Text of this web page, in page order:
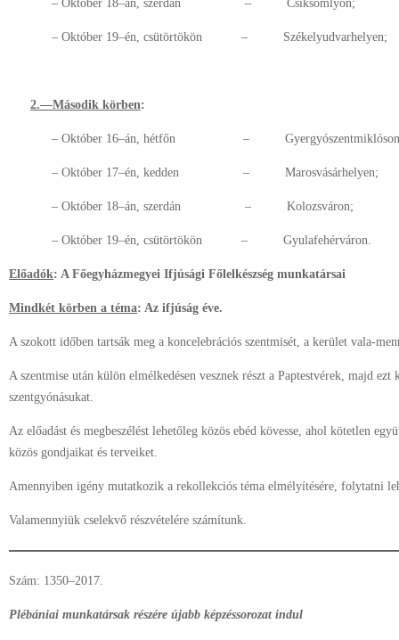
– Október 18–án, szerdán – Csíksomlyón;
– Október 19–én, csütörtökön – Székelyudvarhelyen;
2.––Második körben:
– Október 16–án, hétfőn –
– Október 17–én, kedden – Marosvásárhelyen;
– Október 18–án, szerdán – Kolozsváron;
– Október 19–én, csütörtökön – Gyulafehérváron.
Előadók: A Főegyházmegyei Ifjúsági Főlelkészség munkatársai
Mindkét körben a téma: Az ifjúság éve.
A szokott időben tartsák meg a koncelebrációs szentmisét, a kerület vala-
A szentmise után külön elmélkedésen vesznek részt a Paptestvérek, majd ezt
szentgyónásukat.
Az előadást és megbeszélést lehetőleg közös ebéd kövesse, ahol kötetlen
közös gondjaikat és terveiket.
Amennyiben igény mutatkozik a rekollekciós téma elmélyítésére, folytatni
Valamennyiük cselekvő részvételére számítunk.
Szám: 1350–2017.
Plébániai munkatársak részére újabb képzéssorozat indul